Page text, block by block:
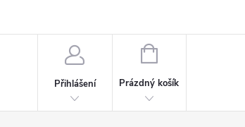
Přihlášení
NÁKUPNÍ
Prázdný košík